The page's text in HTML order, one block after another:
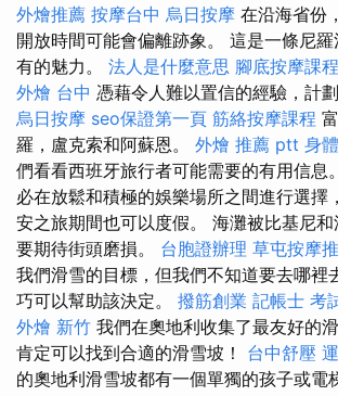
外燴推薦 按摩台中 烏日按摩 在沿海省份
開放時間可能會偏離跡象。 這是一條尼
有的魅力。 法人是什麼意思 腳底按摩課程
外燴 台中 憑藉令人難以置信的經驗，計劃
烏日按摩 seo保證第一頁 筋絡按摩課程
羅，盧克索和阿蘇恩。 外燴 推薦 ptt 身
們看看西班牙旅行者可能需要的有用信息
必在放鬆和積極的娛樂場所之間進行選擇
安之旅期間也可以度假。 海灘被比基尼
要期待街頭磨損。 台胞證辦理 草屯按摩
我們滑雪的目標，但我們不知道要去哪裡
巧可以幫助該決定。 撥筋創業 記帳士 考
外燴 新竹 我們在奧地利收集了最友好的
肯定可以找到合適的滑雪坡！ 台中舒壓
的奧地利滑雪坡都有一個單獨的孩子或電